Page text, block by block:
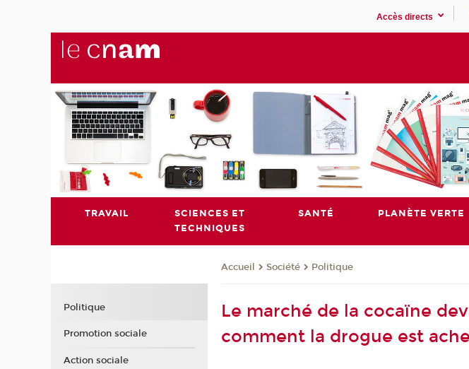
Accès directs
TRAVAIL
SCIENCES ET
TECHNIQUES
SANTÉ PLANÈTE VERTE
Accueil Société Politique
Le marché de la cocaïne
comment la drogue est
Politique
Promotion sociale
Action sociale